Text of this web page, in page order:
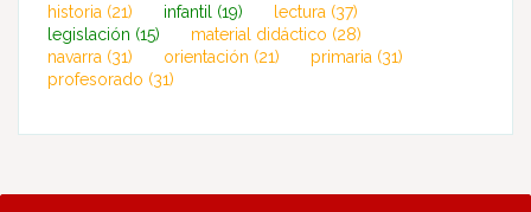
historia (21) infantil (19) lectura (37)
legislación (15) material didáctico (28)
navarra (31) orientación (21) primaria (31)
profesorado (31)